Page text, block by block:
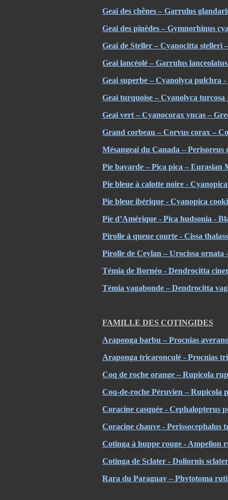
Geai des chênes – Garrulus
Geai des pinèdes – Gymnorhinus
Geai de Steller – Cyanocitta stelleri
Geai lancéolé – Garrulus
Geai superbe – Cyanolyca pulchra
Geai turquoise – Cyanolyca turcosa
Geai vert – Cyanocorax yncas –
Grand corbeau – Corvus corax –
Mésangeai du Canada – Perisoreus
Pie bavarde – Pica pica – Eurasian
Pie bleue à calotte noire -
Pie bleue ibérique - Cyanopica
Pie d’Amérique - Pica hudsonia -
Pirolle à queue courte - Cissa
Pirolle de Ceylan – Urocissa
Témia de Bornéo - Dendrocitta
Témia vagabonde – Dendrocitta
FAMILLE DES COTINGIDES
Araponga barbu – Procnias
Araponga tricaronculé - Procnias
Coq de roche orange – Rupicola
Coq-de-roche Péruvien – Rupicola
Coracine casquée -
Coracine chauve -
Cotinga à huppe rouge - Ampelion
Cotinga de Sclater - Doliornis
Rara du Paraguay – Phytotoma